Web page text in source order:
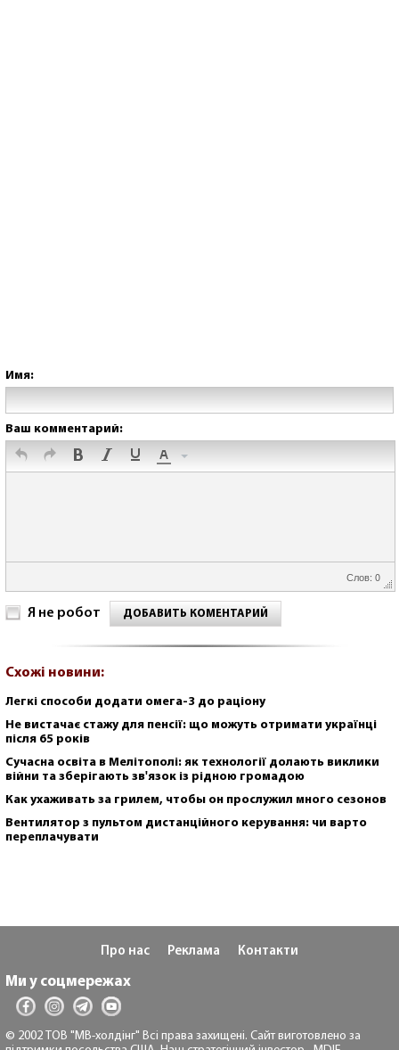
Имя:
Ваш комментарий:
Слов: 0
Я не робот ДОБАВИТЬ КОМЕНТАРИЙ
Схожі новини:
Легкі способи додати омега-3 до раціону
Не вистачає стажу для пенсії: що можуть отримати українці
після 65 років
Сучасна освіта в Мелітополі: як технології долають виклики
війни та зберігають зв'язок із рідною громадою
Как ухаживать за грилем, чтобы он прослужил много сезонов
Вентилятор з пультом дистанційного керування: чи варто
переплачувати
Про нас Реклама Контакти
Ми у соцмережах
© 2002 ТОВ "МВ-холдінг" Всі права захищені. Сайт виготовлено за